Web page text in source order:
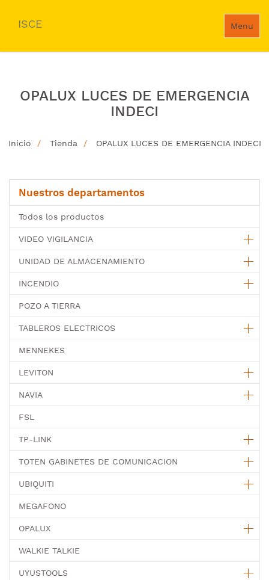
Menu
ISCE
OPALUX LUCES DE EMERGENCIA
INDECI
Inicio Tienda OPALUX LUCES DE EMERGENCIA INDECI
Nuestros departamentos
Todos los productos
VIDEO VIGILANCIA
UNIDAD DE ALMACENAMIENTO
INCENDIO
POZO A TIERRA
TABLEROS ELECTRICOS
MENNEKES
LEVITON
NAVIA
FSL
TP-LINK
TOTEN GABINETES DE COMUNICACION
UBIQUITI
MEGAFONO
OPALUX
WALKIE TALKIE
UYUSTOOLS